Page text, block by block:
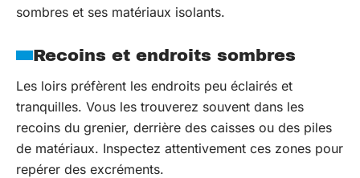
sombres et ses matériaux isolants.
Recoins et endroits sombres
Les loirs préfèrent les endroits peu éclairés et
tranquilles. Vous les trouverez souvent dans les
recoins du grenier, derrière des caisses ou des piles
de matériaux. Inspectez attentivement ces zones pour
repérer des excréments.